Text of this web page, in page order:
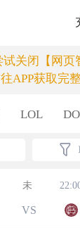
关闭【网页
APP获取完
LOL
未
VS